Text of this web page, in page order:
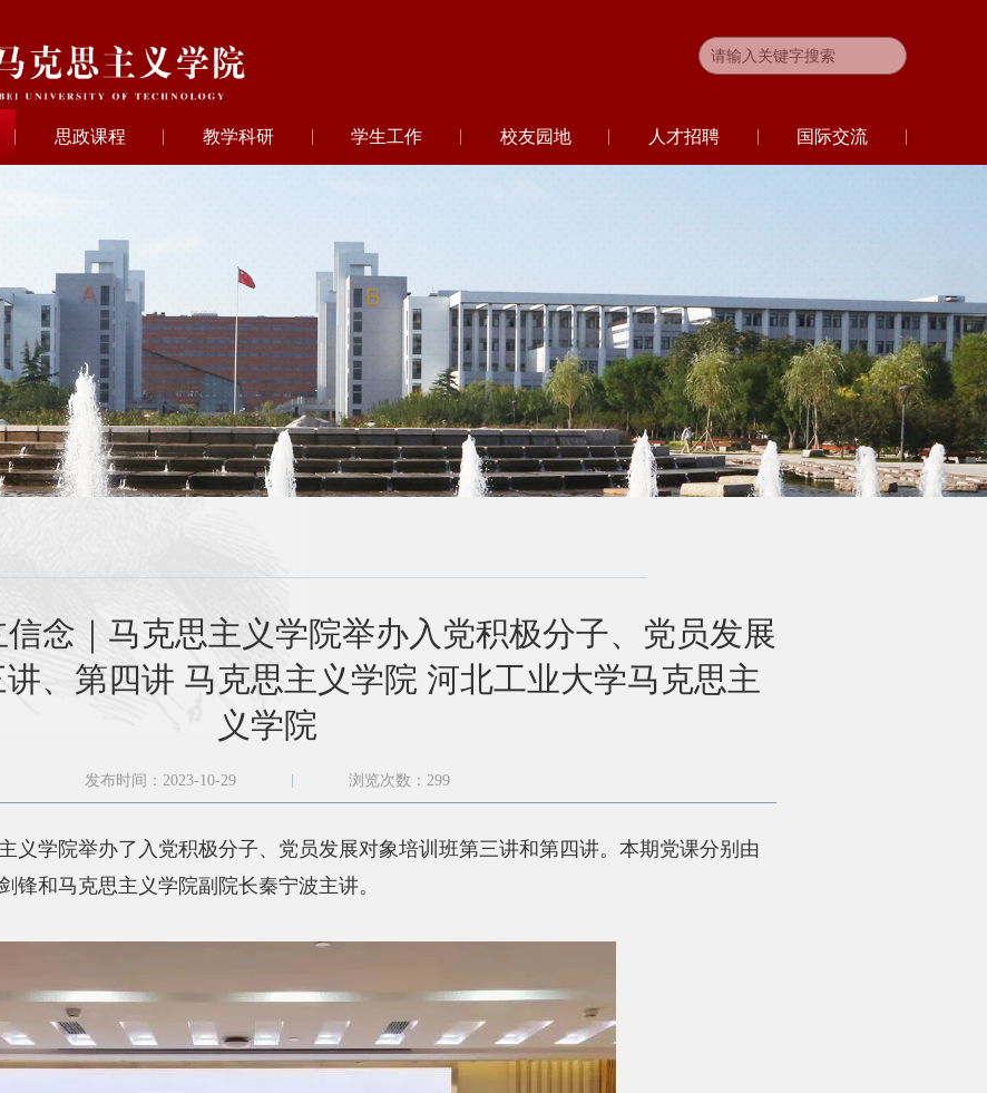
思政课程 教学科研 学生工作 校友园地 人才招聘 国际交流
念｜马克思主义学院举办入党积极分子、党员发展
、第四讲 马克思主义学院 河北工业大学马克思主
义学院
发布时间：2023-10-29 浏览次数： 299
义学院举办了入党积极分子、党员发展对象培训班第三讲和第四讲。本期党课分别由
锋和马克思主义学院副院长秦宁波主讲。